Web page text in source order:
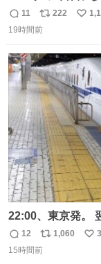
光下で暑すぎて疲労状態 火耐性15ではだめ
Lv1と耐火珠Lv3
返
信
11
リ
ポ
ト
数
222
い
数
19時間前
22:00、東京発。 翌朝6:59
ルエクスプレス』が今夜、初
東海道新幹線。寝
返
信
12
リ
ポ
1,060
い
15時間前